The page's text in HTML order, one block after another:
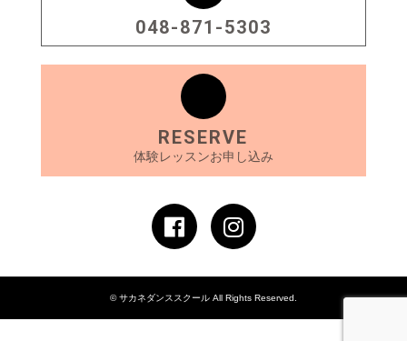
048-871-5303
RESERVE
体験レッスンお申し込み
© サカネダンススクール All Rights Reserved.